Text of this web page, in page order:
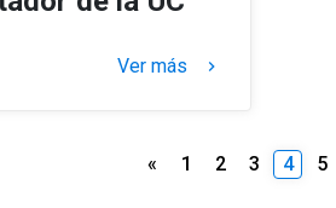
Ver más keyboard_arrow_right
« 1 2 3 4 5